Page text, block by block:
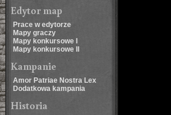
Edytor map
Prace w edytorze
Mapy graczy
Mapy konkursowe I
Mapy konkursowe II
Kampanie
Amor Patriae Nostra Lex
Dodatkowa kampania
Historia